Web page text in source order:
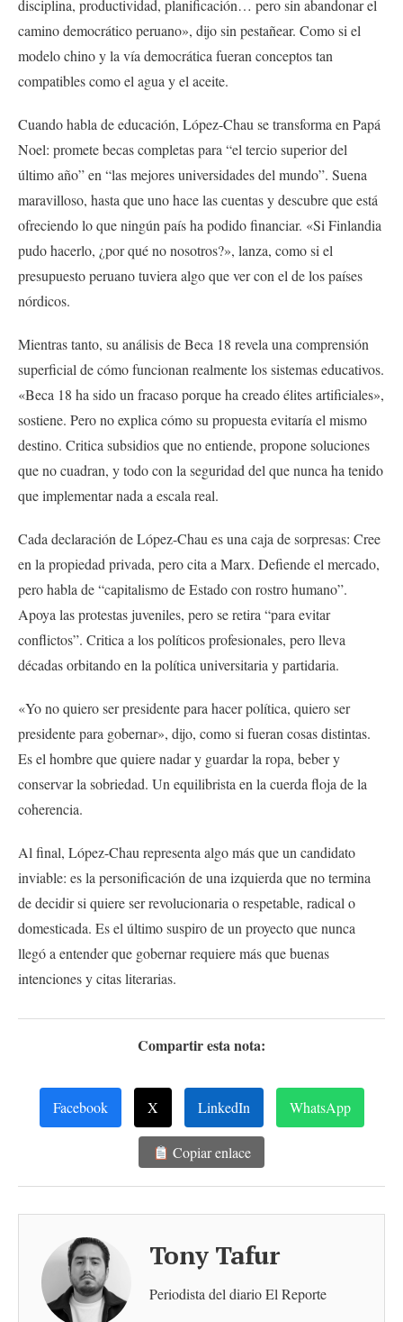
disciplina, productividad, planificación… pero sin abandonar el
camino democrático peruano», dijo sin pestañear. Como si el
modelo chino y la vía democrática fueran conceptos tan
compatibles como el agua y el aceite.
Cuando habla de educación, López-Chau se transforma en Papá
Noel: promete becas completas para “el tercio superior del
último año” en “las mejores universidades del mundo”. Suena
maravilloso, hasta que uno hace las cuentas y descubre que está
ofreciendo lo que ningún país ha podido financiar. «Si Finlandia
pudo hacerlo, ¿por qué no nosotros?», lanza, como si el
presupuesto peruano tuviera algo que ver con el de los países
nórdicos.
Mientras tanto, su análisis de Beca 18 revela una comprensión
superficial de cómo funcionan realmente los sistemas educativos.
«Beca 18 ha sido un fracaso porque ha creado élites artificiales»,
sostiene. Pero no explica cómo su propuesta evitaría el mismo
destino. Critica subsidios que no entiende, propone soluciones
que no cuadran, y todo con la seguridad del que nunca ha tenido
que implementar nada a escala real.
Cada declaración de López-Chau es una caja de sorpresas: Cree
en la propiedad privada, pero cita a Marx. Defiende el mercado,
pero habla de “capitalismo de Estado con rostro humano”.
Apoya las protestas juveniles, pero se retira “para evitar
conflictos”. Critica a los políticos profesionales, pero lleva
décadas orbitando en la política universitaria y partidaria.
«Yo no quiero ser presidente para hacer política, quiero ser
presidente para gobernar», dijo, como si fueran cosas distintas.
Es el hombre que quiere nadar y guardar la ropa, beber y
conservar la sobriedad. Un equilibrista en la cuerda floja de la
coherencia.
Al final, López-Chau representa algo más que un candidato
inviable: es la personificación de una izquierda que no termina
de decidir si quiere ser revolucionaria o respetable, radical o
domesticada. Es el último suspiro de un proyecto que nunca
llegó a entender que gobernar requiere más que buenas
intenciones y citas literarias.
Compartir esta nota:
Facebook X LinkedIn WhatsApp
Copiar enlace
Tony Tafur
Periodista del diario El Reporte